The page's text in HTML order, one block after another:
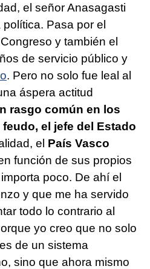
el señor Anasagasti
Pasa por el
y también el
de servicio público y
. Pero no solo fue leal al
áspera actitud
rasgo común en los
el jefe del Estado
el País Vasco
función de sus propios
poco. De ahí el
y que me ha servido
todo lo contrario al
yo creo que no solo
de un sistema
sino que ahora mismo